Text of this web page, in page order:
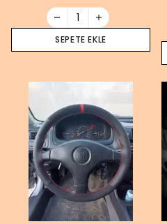
SEPETE EKLE